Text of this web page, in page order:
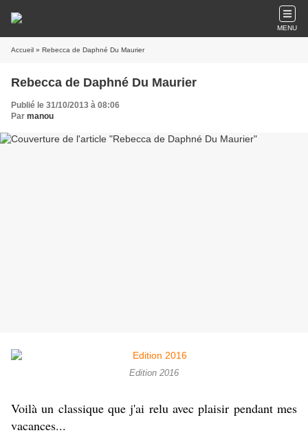
MENU
Accueil » Rebecca de Daphné Du Maurier
Rebecca de Daphné Du Maurier
Publié le 31/10/2013 à 08:06
Par manou
Edition 2016
Voilà un classique que j'ai relu avec plaisir pendant mes
vacances...